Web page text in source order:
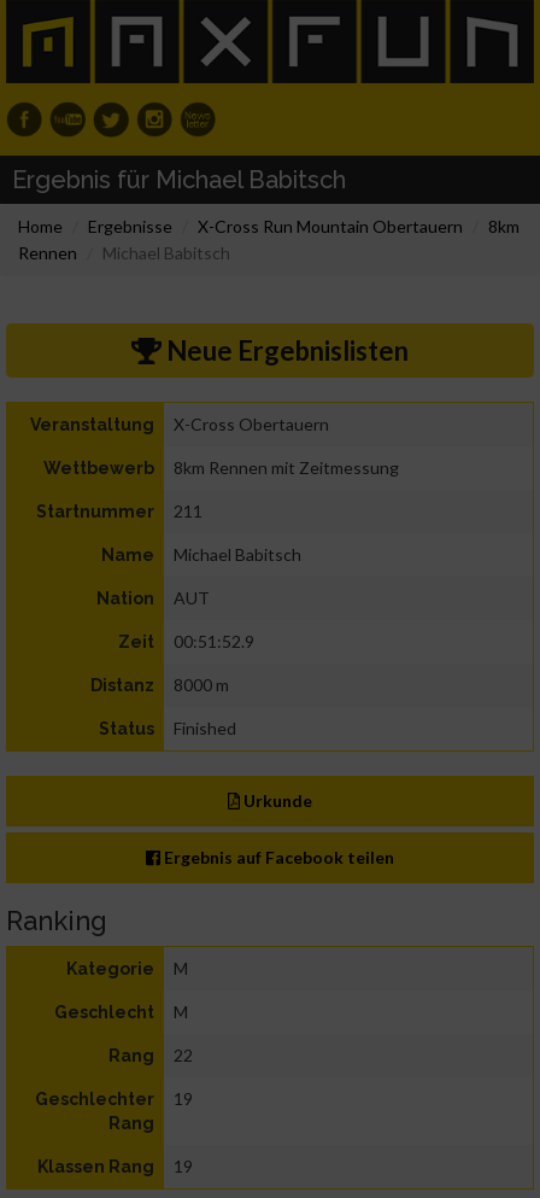
Ergebnis für Michael Babitsch
Home Ergebnisse X-Cross Run Mountain Obertauern
8km
Rennen
Michael Babitsch
Neue Ergebnislisten
Veranstaltung X-Cross Obertauern
Wettbewerb 8km Rennen mit Zeitmessung
Startnummer 211
Name Michael Babitsch
Nation AUT
Zeit 00:51:52.9
Distanz 8000 m
Status Finished
Urkunde
Ergebnis auf Facebook teilen
Ranking
Kategorie M
Geschlecht M
Rang 22
Geschlechter
Rang
19
Klassen Rang 19